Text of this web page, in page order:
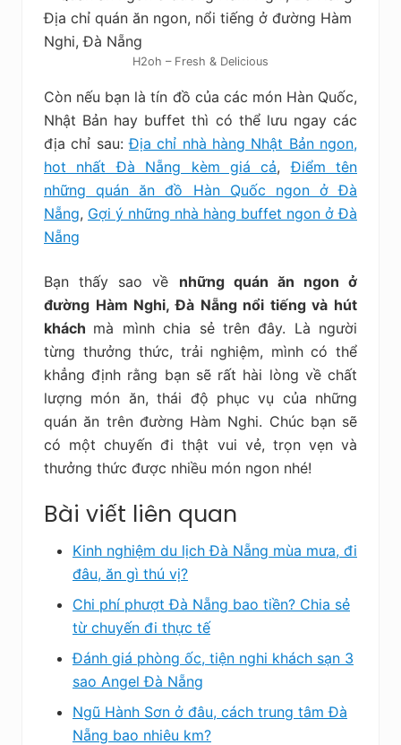
H2oh – Fresh & Delicious
Còn nếu bạn là tín đồ của các món Hàn Quốc,
Nhật Bản hay buffet thì có thể lưu ngay các
địa chỉ sau:Địa chỉ nhà hàng Nhật Bản ngon,
hot nhất Đà Nẵng kèm giá cả,Điểm tên
những quán ăn đồ Hàn Quốc ngon ở Đà
Nẵng, Gợi ý những nhà hàng buffet ngon ở Đà
Nẵng
Bạn thấy sao về những quán ăn ngon ở
đường Hàm Nghi, Đà Nẵng nổi tiếng và hút
khách mà mình chia sẻ trên đây. Là người
từng thưởng thức, trải nghiệm, mình có thể
khẳng định rằng bạn sẽ rất hài lòng về chất
lượng món ăn, thái độ phục vụ của những
quán ăn trên đường Hàm Nghi. Chúc bạn sẽ
có một chuyến đi thật vui vẻ, trọn vẹn và
thưởng thức được nhiều món ngon nhé!
Bài viết liên quan
Kinh nghiệm du lịch Đà Nẵng mùa mưa, đi
đâu, ăn gì thú vị?
Chi phí phượt Đà Nẵng bao tiền? Chia sẻ
từ chuyến đi thực tế
Đánh giá phòng ốc, tiện nghi khách sạn 3
sao Angel Đà Nẵng
Ngũ Hành Sơn ở đâu, cách trung tâm Đà
Nẵng bao nhiêu km?